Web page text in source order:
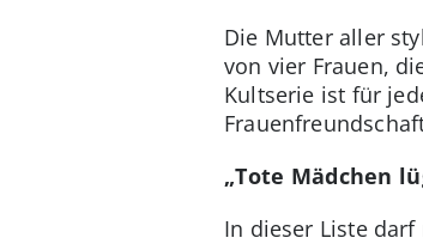
Die Mutter aller
von vier Frauen,
Kultserie ist für
„Tote Mädchen
In dieser Liste darf